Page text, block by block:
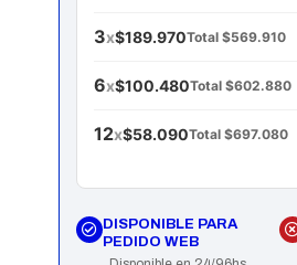
3x$189.970Total $569.910
6x$100.480Total $602.880
12x$58.090Total $697.080
DISPONIBLE PARA
PEDIDO WEB